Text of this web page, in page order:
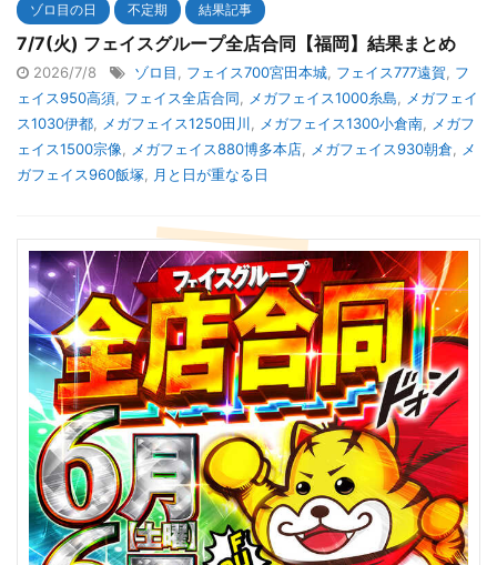
ゾロ目の日 不定期 結果記事
7/7(火) フェイスグループ全店合同【福岡】結果まとめ
2026/7/8 ゾロ目 フェイス700宮田本城 フェイス777遠賀
フ
ェイス950高須 フェイス全店合同 メガフェイス1000糸島
メガフェイ
ス1030伊都
メガフェイス1250田川 メガフェイス1300小倉南
メガフ
ェイス1500宗像
メガフェイス880博多本店 メガフェイス930朝倉
メ
ガフェイス960飯塚
月と日が重なる日